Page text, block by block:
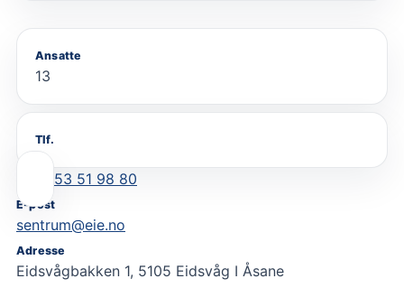
Ansatte
13
Tlf.
53 51 98 80
E-post
sentrum@eie.no
Adresse
Eidsvågbakken 1, 5105 Eidsvåg I Åsane